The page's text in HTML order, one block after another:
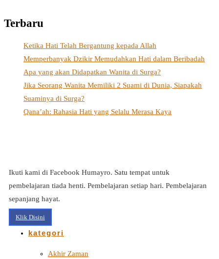
Terbaru
Ketika Hati Telah Bergantung kepada Allah
Memperbanyak Dzikir Memudahkan Hati dalam Beribadah
Apa yang akan Didapatkan Wanita di Surga?
Jika Seorang Wanita Memiliki 2 Suami di Dunia, Siapakah
Suaminya di Surga?
Qana’ah: Rahasia Hati yang Selalu Merasa Kaya
Ikuti kami di Facebook Humayro. Satu tempat untuk
pembelajaran tiada henti. Pembelajaran setiap hari. Pembelajaran
sepanjang hayat.
Klik Disini
kategori
Akhir Zaman